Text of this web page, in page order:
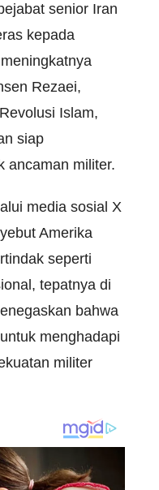
senior Iran
kepada
Rezaei,
Islam,
siap
ancaman militer.
media sosial X
Amerika
seperti
tepatnya di
bahwa
menghadapi
militer